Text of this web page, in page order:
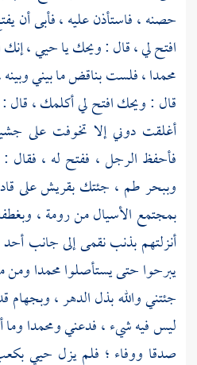
حصنه ، فاستأذن عليه ، فأبى أن
افتح لي ، قال : ويحك ياحيي ،
محمدا ،فلست بناقض ما بيني وبينه
قال : ويحك افتح لي أكلمك ، قال :
أغلقت دوني إلا تخوفت على
فأحفظ الرجل ، ففتح له ، فقال
وببحر طم ، جئتكبقريشعلى
بمجتمع الأسيال من رومة ،
أنزلتهمبذنب نقمى إلى جانب
يبرحوا حتى يستأصلوامحمداومن
جئتني والله بذل الدهر ، وبجهام
ليس فيه شيء ، فدعنيومحمدا
صدقا ووفاء ؛ فلم يزل حيي